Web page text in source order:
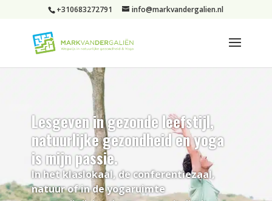
+310683272791 info@markvandergalien.nl
Lesgeven in gezonde leefstijl,
natuurlijke gezondheid en yoga
is mijn passie.
In het klaslokaal, de conferentiezaal,
natuur of in de yogaruimte